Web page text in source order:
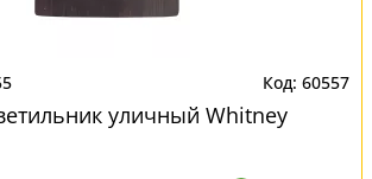
60557
уличный Whitney